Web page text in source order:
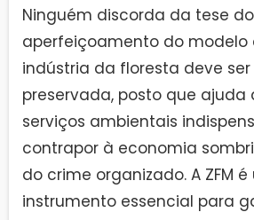
Ninguém discorda da tese do
aperfeiçoamento do modelo
indústria da floresta deve
preservada, posto que ajuda
serviços ambientais
contrapor à economia
do crime organizado. A ZFM é
instrumento essencial para